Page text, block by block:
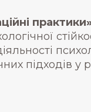
підходів у